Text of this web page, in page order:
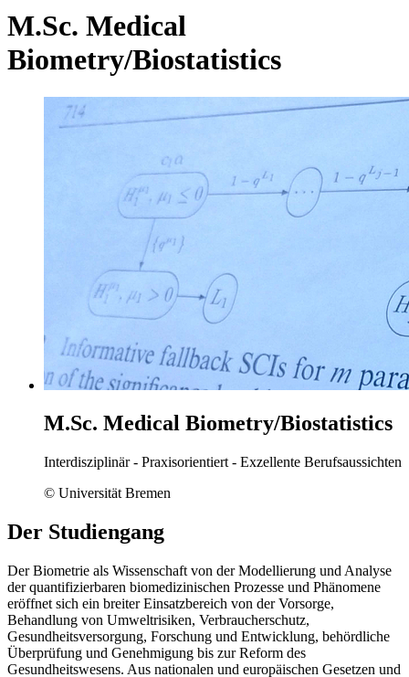
M.Sc. Medical
Biometry/Biostatistics
M.Sc. Medical Biometry/Biostatistics
Interdisziplinär - Praxisorientiert - Exzellente Berufsaussichten
© Universität Bremen
Der Studiengang
Der Biometrie als Wissenschaft von der Modellierung und Analyse
der quantifizierbaren biomedizinischen Prozesse und Phänomene
eröffnet sich ein breiter Einsatzbereich von der Vorsorge,
Behandlung von Umweltrisiken, Verbraucherschutz,
Gesundheitsversorgung, Forschung und Entwicklung, behördliche
Überprüfung und Genehmigung bis zur Reform des
Gesundheitswesens. Aus nationalen und europäischen Gesetzen und